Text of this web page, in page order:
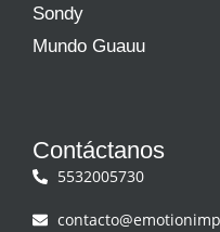
Sondy
Mundo Guauu
Contáctanos
5532005730